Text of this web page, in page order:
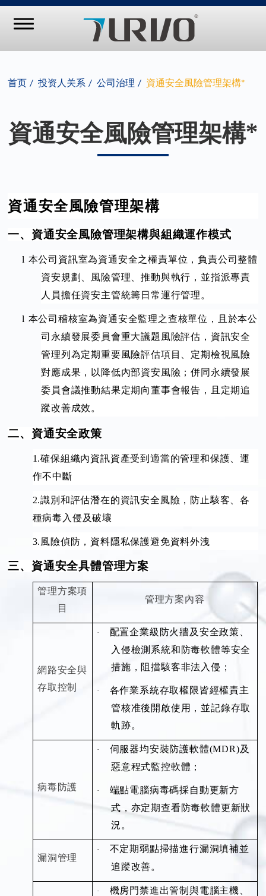
首页 投资人关系 公司治理 資通安全風險管理架構*
資通安全風險管理架構*
資通安全風險管理架構
一、資通安全風險管理架構與組織運作模式
l 本公司資訊室為資通安全之權責單位，負責公司整體
資安規劃、風險管理、推動與執行，並指派專責
人員擔任資安主管統籌日常運行管理 。
l 本公司稽核室為資通安全監理之查核單位，且於本公
司永續發展委員會重大議題風險評估，資訊安全
管理列為定期重要風險評估項目、定期檢視風險
對應成果 ，以降低內部資安風險 ；併同永續發展
委員會議推動結果定期向董事會報告，且定期追
蹤改善成效。
二、資通安全政策
1.確保組織內資訊資產受到適當的管理和保護、運
作不中斷
2.識別和評估潛在的資訊安全風險，防止駭客、各
種病毒入侵及破壞
3. 風險偵防，資料隱私保護避免資料外洩
三、資通安全具體管理方案
管理方案項
目
管理方案內容
網路安全與
存取控制
·
配置企業級防火牆及安全政策、
入侵檢測系統和防毒軟體等安全
措施，阻擋駭客非法入侵；
·
各作業系統存取權限皆經權責主
管核准後開啟使用，並記錄存取
軌跡。
病毒防護
· 伺服器均安裝防護軟體(MDR)及
惡意程式監控軟體；
·
端點電腦病毒碼採自動更新方
式，亦定期查看防毒軟體更新狀
況。
漏洞管理
·
不定期弱點掃描進行漏洞填補並
追蹤改善。
·
機房門禁進出管制與電腦主機、